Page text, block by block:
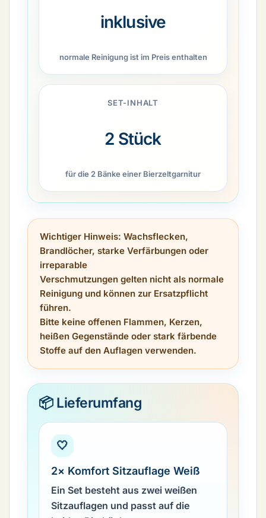
inklusive
normale Reinigung ist im Preis enthalten
SET-INHALT
2 Stück
für die 2 Bänke einer Bierzeltgarnitur
Wichtiger Hinweis: Wachsflecken,
Brandlöcher, starke Verfärbungen oder
irreparable
Verschmutzungen gelten nicht als normale
Reinigung und können zur Ersatzpflicht
führen.
Bitte keine offenen Flammen, Kerzen,
heißen Gegenstände oder stark färbende
Stoffe auf den Auflagen verwenden.
📦 Lieferumfang
🤍
2× Komfort Sitzauflage Weiß
Ein Set besteht aus zwei weißen
Sitzauflagen und passt auf die